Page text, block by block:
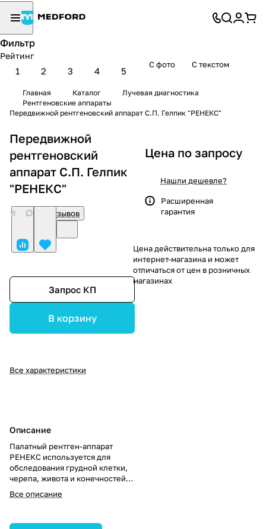
Фильтр
Рейтинг
1 2 3 4 5
С фото С текстом
Главная Каталог
Лучевая диагностика
Рентгеновские аппараты
Передвижной рентгеновский аппарат С.П. Гелпик "РЕНЕКС"
Передвижной
рентгеновский
аппарат С.П. Гелпик
"РЕНЕКС"
Нет отзывов
Запрос КП
В корзину
Все характеристики
Описание
Палатный рентген-аппарат
РЕНЕКС используется для
обследования грудной клетки,
черепа, живота и конечностей
вне рентгенкабинета. Подходит
для работы в палатах и других
Все описание
Цена по запросу
Нашли дешевле?
Расширенная
гарантия
Цена действительна только для
интернет-магазина и может
отличаться от цен в розничных
магазинах